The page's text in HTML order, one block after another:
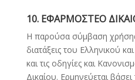
10. ΕΦΑΡΜΟΣΤΕΟ
Η παρούσα σύμβαση χρήσης
διατάξεις του Ελληνικού
και τις οδηγίες και
Δικαίου. Ερμηνεύεται